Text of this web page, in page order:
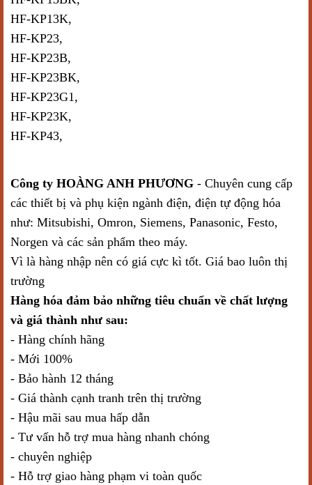
HF-KP13K,
HF-KP23,
HF-KP23B,
HF-KP23BK,
HF-KP23G1,
HF-KP23K,
HF-KP43,
Công ty HOÀNG ANH PHƯƠNG - Chuyên cung cấp
các thiết bị và phụ kiện ngành điện, điện tự động hóa
như: Mitsubishi, Omron, Siemens, Panasonic, Festo,
Norgen và các sản phẩm theo máy.
Vì là hàng nhập nên có giá cực kì tốt. Giá bao luôn thị
trường
Hàng hóa đảm bảo những tiêu chuẩn về chất lượng
và giá thành như sau:
- Hàng chính hãng
- Mới 100%
- Bảo hành 12 tháng
- Giá thành cạnh tranh trên thị trường
- Hậu mãi sau mua hấp dẫn
- Tư vấn hỗ trợ mua hàng nhanh chóng
- chuyên nghiệp
- Hỗ trợ giao hàng phạm vi toàn quốc